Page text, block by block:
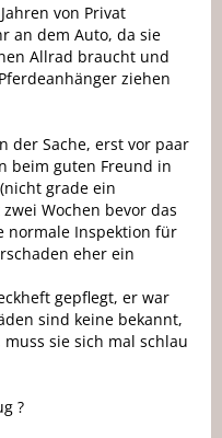
von Privat
an dem Auto, da sie
Allrad braucht und
ziehen
der Sache, erst vor paar
beim guten Freund in
grade ein
Wochen bevor das
normale Inspektion für
eher ein
gepflegt, er war
sind keine bekannt,
sie sich mal schlau
?